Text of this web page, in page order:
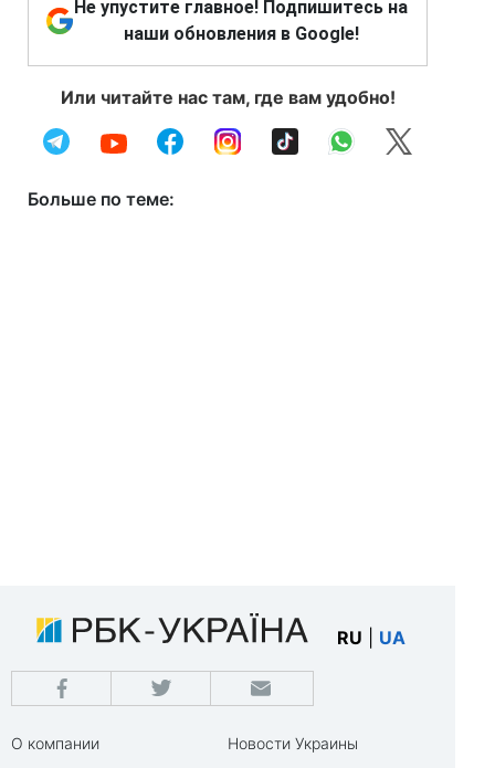
Не упустите главное! Подпишитесь на
наши обновления в Google!
Или читайте нас там, где вам удобно!
Больше по теме:
RU UA
О компании
Новости Украины